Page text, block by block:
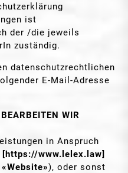
ist
der /die jeweils
zuständig.
datenschutzrechtlichen
E-Mail-Adresse
WIR
in Anspruch
[https://www.lelex.law]
«Website»), oder sonst